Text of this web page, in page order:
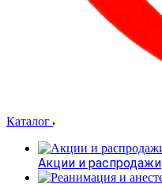
Каталог
Акции и распродажи